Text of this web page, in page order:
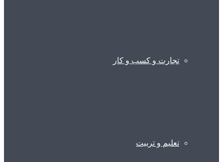
تجارت و کسب و کار
تعلیم و تربیت